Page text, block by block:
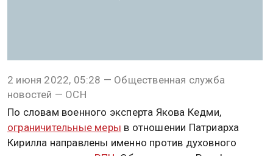
2 июня 2022, 05:28 — Общественная служба
новостей — ОСН
По словам военного эксперта Якова Кедми,
ограничительные меры в отношении Патриарха
Кирилла направлены именно против духовного